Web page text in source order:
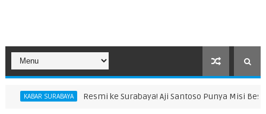
ke Surabaya! Aji Santoso Punya Misi Besar Bersama de Red FC